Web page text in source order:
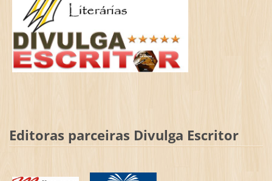
Editoras parceiras Divulga Escritor